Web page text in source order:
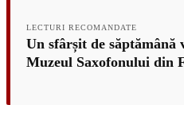
LECTURI RECOMANDATE
Un sfârșit de săptămână
Muzeul Saxofonului din